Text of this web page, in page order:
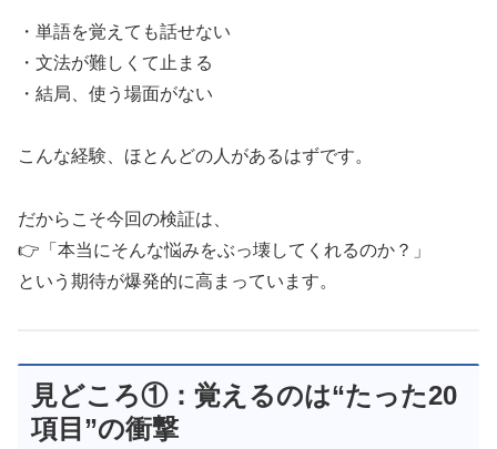
・単語を覚えても話せない
・文法が難しくて止まる
・結局、使う場面がない
こんな経験、ほとんどの人があるはずです。
だからこそ今回の検証は、
👉「本当にそんな悩みをぶっ壊してくれるのか？」
という期待が爆発的に高まっています。
見どころ①：覚えるのは“たった20
項目”の衝撃